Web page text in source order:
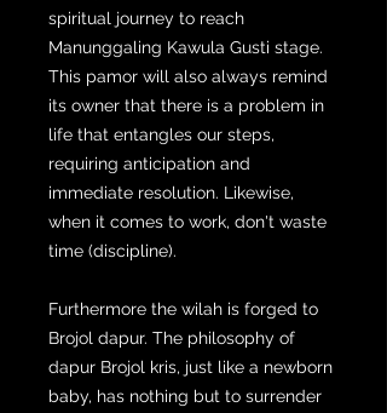
spiritual journey to reach
Manunggaling Kawula Gusti stage.
This pamor will also always remind
its owner that there is a problem in
life that entangles our steps,
requiring anticipation and
immediate resolution. Likewise,
when it comes to work, don't waste
time (discipline).
Furthermore the wilah is forged to
Brojol dapur. The philosophy of
dapur Brojol kris, just like a newborn
baby, has nothing but to surrender